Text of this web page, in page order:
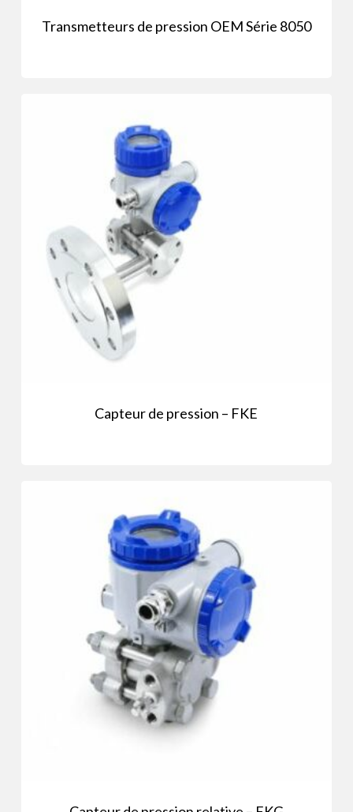
Transmetteurs de pression OEM Série 8050
Capteur de pression – FKE